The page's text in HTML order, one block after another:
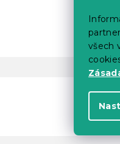
všech